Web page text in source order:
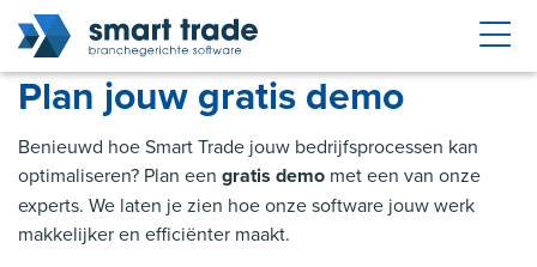
Plan jouw gratis demo
Benieuwd hoe Smart Trade jouw bedrijfsprocessen kan
optimaliseren? Plan een gratis demo met een van onze
experts. We laten je zien hoe onze software jouw werk
makkelijker en efficiënter maakt.